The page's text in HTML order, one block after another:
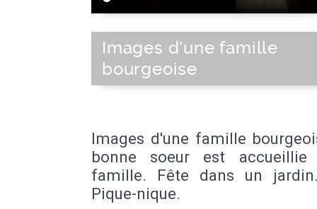
Images d'une famille
bourgeoise
Images d'une famille
bonne soeur est
famille. Fête dans un
Pique-nique.